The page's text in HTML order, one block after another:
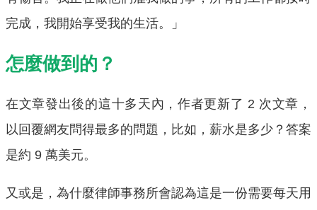
完成，我開始享受我的生活。」
怎麼做到的？
在文章發出後的這十多天內，作者更新了 2 次文章，
以回覆網友問得最多的問題，比如，薪水是多少？答案
是約 9 萬美元。
又或是，為什麼律師事務所會認為這是一份需要每天用